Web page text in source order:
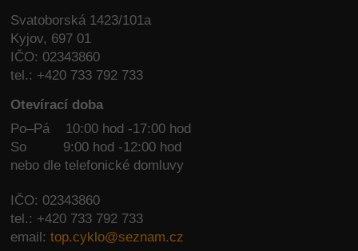
Svatoborská 1423/101a
Kyjov, 697 01
IČO: 02343860
tel.: +420 733 792 733
Otevírací doba
Po–Pá 10:00 hod -17:00 hod
So
9:00 hod -12:00 hod
nebo dle telefonické domluvy
IČO: 02343860
tel.: +420 733 792 733
email:top.cyklo@seznam.cz